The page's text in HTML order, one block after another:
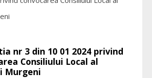
nr 3 din 10 01 2024 privind
Consiliului Local al
Murgeni